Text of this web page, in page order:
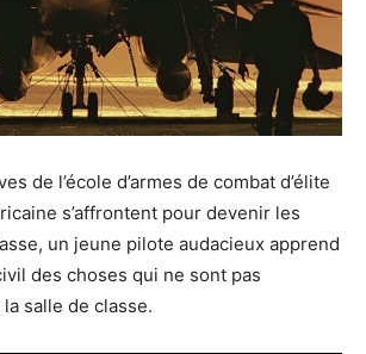
de l’école d’armes de combat d’élite
s’affrontent pour devenir les
un jeune pilote audacieux apprend
des choses qui ne sont pas
salle de classe.